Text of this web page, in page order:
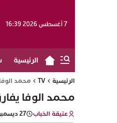
7 أغسطس 2026 16:39
الرئيسية
الرئيسية TV محمد
محمد الوفا
عتيقة الخباب 27 ديسمبر 2020 - 13:04